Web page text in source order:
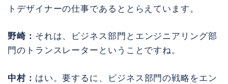
トデザイナーの仕事であるととらえています。
野崎： それは、ビジネス部門とエンジニアリング部
門のトランスレーターということですね。
中村： はい。要するに、ビジネス部門の戦略をエン